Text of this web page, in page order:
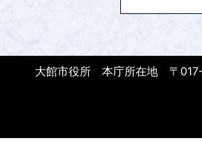
大館市役所 本庁所在地 〒